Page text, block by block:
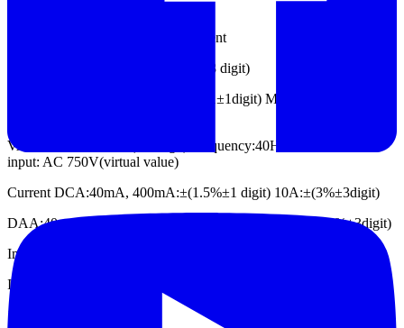
On/Off measurement
Capacitance: 51.2nF-100uF:±(3%±3 digit)
VDC:400mV,4V, 400V: ±(1±1digit) Max. input: DC
VAC:4V,40V,400V:±(1±3digit) Frequency:40Hz-400Hz, Max.
input: AC 750V(virtual value)
Current DCA:40mA, 400mA:±(1.5%±1 digit) 10A:±(3%±3digit)
DAA:40mA±(1.5%±3digit) 400mA:±(2±1digit) 10A:±(3%±3digit)
Impedance: 400Ω:±(1%±3digit), 40Ω
Included Accessories
1 - Probe